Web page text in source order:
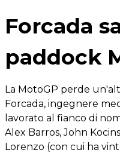
Forcada
paddock
La MotoGP perde
Forcada, ingegnere
lavorato al fianco di
Alex Barros, John
Lorenzo (con cui ha